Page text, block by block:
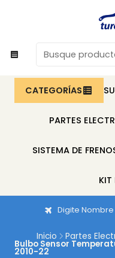
CATEGORÍAS
PARTES
SISTEMA DE
KIT
Digite
Inicio Partes
Bulbo Sensor
2010-22